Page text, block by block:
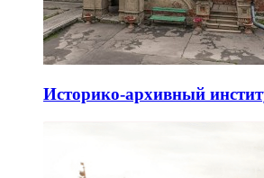
Историко-архивный